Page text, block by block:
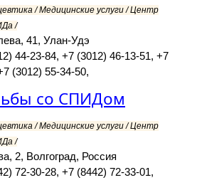
/ Медицинские услуги / Центр
/
41, Улан-Удэ
44-23-84, +7 (3012) 46-13-51, +7
(3012) 55-34-50,
со СПИДом
/ Медицинские услуги / Центр
/
2, Волгоград, Россия
72-30-28, +7 (8442) 72-33-01,